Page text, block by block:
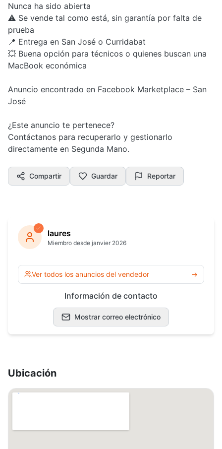
Nunca ha sido abierta
⚠️ Se vende tal como está, sin garantía por falta de
prueba
📍 Entrega en San José o Curridabat
💥 Buena opción para técnicos o quienes buscan una
MacBook económica
Anuncio encontrado en Facebook Marketplace – San
José
¿Este anuncio te pertenece?
Contáctanos para recuperarlo y gestionarlo
directamente en Segunda Mano.
Compartir Guardar Reportar
laures
Miembro desde janvier 2026
Ver todos los anuncios del vendedor →
Información de contacto
Mostrar correo electrónico
Ubicación